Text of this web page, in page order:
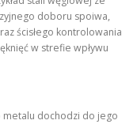
doboru spoiwa,
ścisłego kontrolowania
w strefie wpływu
metalu dochodzi do jego